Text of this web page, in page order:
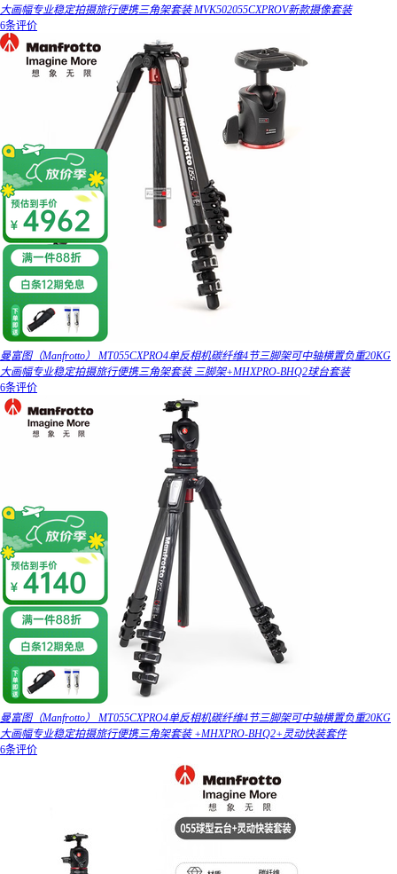
大画幅专业稳定拍摄旅行便携三角架套装 MVK502055CXPROV新款摄像套装
6条评价
曼富图（Manfrotto） MT055CXPRO4单反相机碳纤维4节三脚架可中轴横置负重20KG
大画幅专业稳定拍摄旅行便携三角架套装 三脚架+MHXPRO-BHQ2球台套装
6条评价
曼富图（Manfrotto） MT055CXPRO4单反相机碳纤维4节三脚架可中轴横置负重20KG
大画幅专业稳定拍摄旅行便携三角架套装 +MHXPRO-BHQ2+灵动快装套件
6条评价